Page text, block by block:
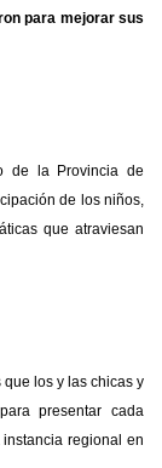
para mejorar sus
de la Provincia de
de los niños,
que atraviesan
los y las chicas y
presentar cada
regional en